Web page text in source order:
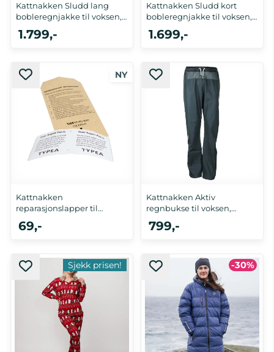
Kattnakken Sludd lang
bobleregnjakke til voksen,
...
XL
1.799,-
Kattnakken Sludd kort
bobleregnjakke til voksen,
...
M, XL, XXL
1.699,-
Kattnakken
reparasjonslapper til
regntøy, Blank
69,-
Kattnakken Aktiv
regnbukse til voksen,
Kattesvart
XS, M, L
799,-
Sjekk prisen! -30%